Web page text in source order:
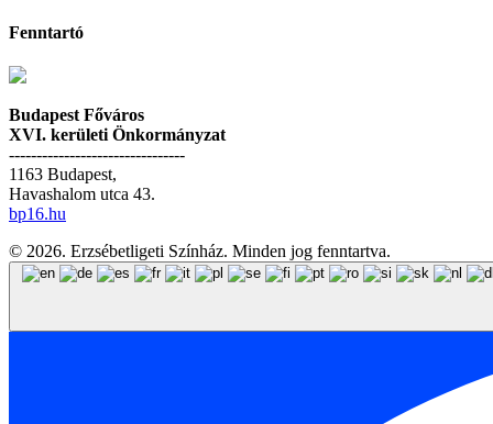
Fenntartó
Budapest Főváros
XVI. kerületi Önkormányzat
--------------------------------
1163 Budapest,
Havashalom utca 43.
bp16.hu
© 2026. Erzsébetligeti Színház. Minden jog fenntartva.